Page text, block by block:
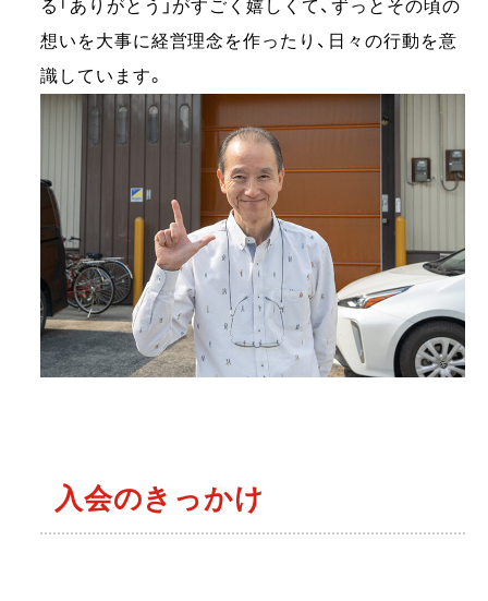
る「ありがとう」がすごく嬉しくて、ずっとその頃の
想いを大事に経営理念を作ったり、日々の行動を意
識しています。
入会のきっかけ